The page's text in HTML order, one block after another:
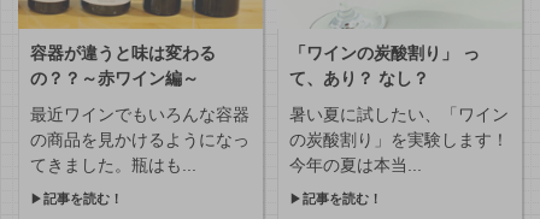
容器が違うと味は変わる
の？？～赤ワイン編～
最近ワインでもいろんな容器
の商品を見かけるようになっ
てきました。瓶はも...
▶記事を読む！
「ワインの炭酸割り」 っ
て、あり？ なし？
暑い夏に試したい、「ワイン
の炭酸割り」を実験します！
今年の夏は本当...
▶記事を読む！